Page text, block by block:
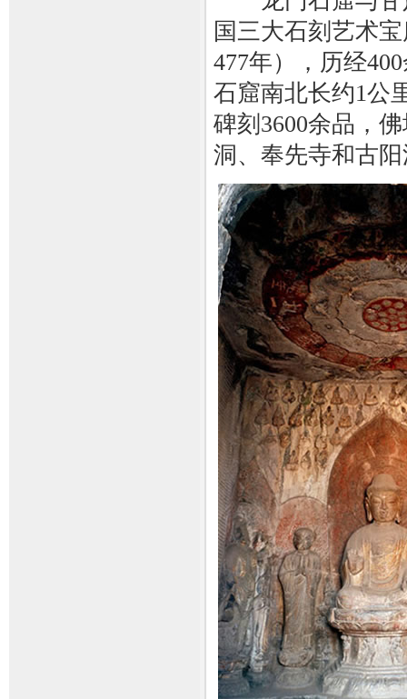
国三大石刻艺术
477年），历经
石窟南北长约1公
碑刻3600余品，
洞、奉先寺和古